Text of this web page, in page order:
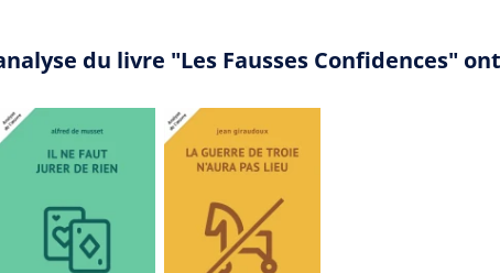
du livre "Les Fausses Confidences"